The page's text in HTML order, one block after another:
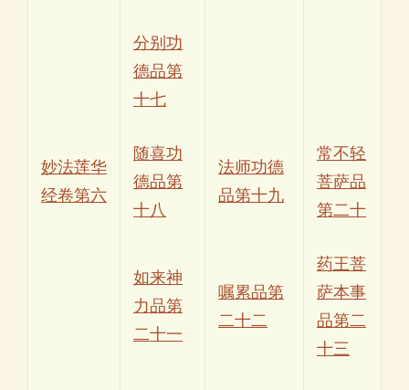
分别功
德品第
十七
妙法莲华
经卷第六
随喜功
德品第
十八
法师功德
品第十九
常不轻
菩萨品
第二十
如来神
力品第
二十一
嘱累品第
二十二
药王菩
萨本事
品第二
十三